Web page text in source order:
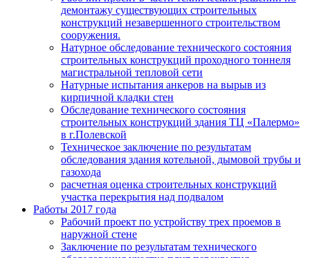
демонтажу существующих строительных
конструкций незавершенного строительством
сооружения.
Натурное обследование технического состояния
строительных конструкций проходного тоннеля
магистральной тепловой сети
Натурные испытания анкеров на вырыв из
кирпичной кладки стен
Обследование технического состояния
строительных конструкций здания ТЦ «Палермо»
в г.Полевской
Техническое заключение по результатам
обследования здания котельной, дымовой трубы и
газохода
расчетная оценка строительных конструкций
участка перекрытия над подвалом
Работы 2017 года
Рабочий проект по устройству трех проемов в
наружной стене
Заключение по результатам технического